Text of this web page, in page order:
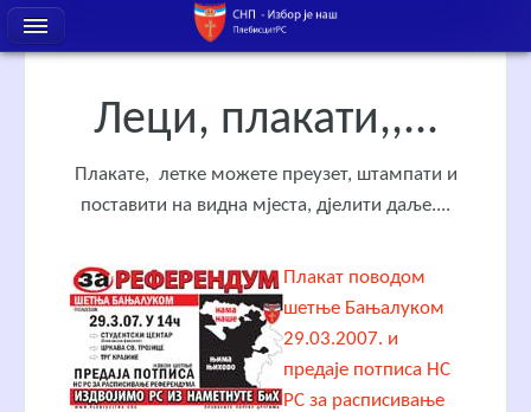
Леци, плакати,,...
Плакате, летке можете преузет, штампати и
поставити на видна мјеста, дјелити даље....
Плакат поводом
шетње Бањалуком
29.03.2007. и
предаје потписа НС
РС за расписивање